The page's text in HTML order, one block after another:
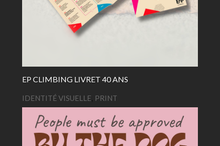
EP CLIMBING LIVRET 40 ANS
IDENTITÉ VISUELLE PRINT